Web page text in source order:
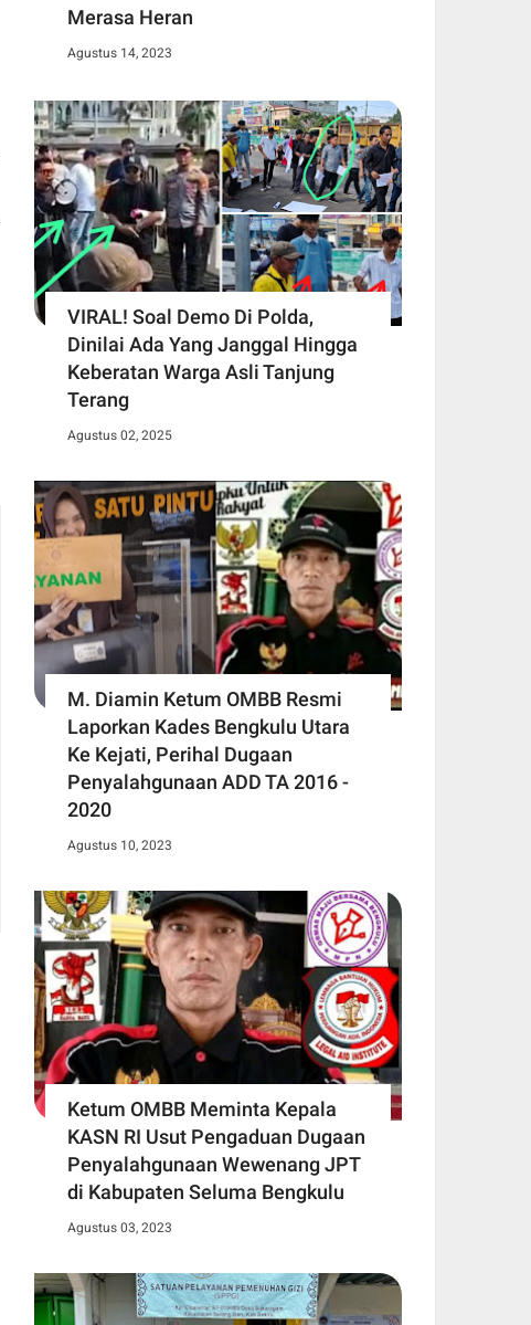
Merasa Heran
Agustus 14, 2023
VIRAL! Soal Demo Di Polda,
Dinilai Ada Yang Janggal Hingga
Keberatan Warga Asli Tanjung
Terang
Agustus 02, 2025
M. Diamin Ketum OMBB Resmi
Laporkan Kades Bengkulu Utara
Ke Kejati, Perihal Dugaan
Penyalahgunaan ADD TA 2016 -
2020
Agustus 10, 2023
Ketum OMBB Meminta Kepala
KASN RI Usut Pengaduan Dugaan
Penyalahgunaan Wewenang JPT
di Kabupaten Seluma Bengkulu
Agustus 03, 2023